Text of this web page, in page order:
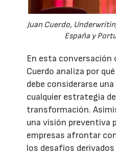
Juan Cuerdo,
España y
En esta conversación
Cuerdo analiza por
debe considerarse
cualquier estrategia
transformación.
una visión preventiva
empresas afrontar
los desafíos